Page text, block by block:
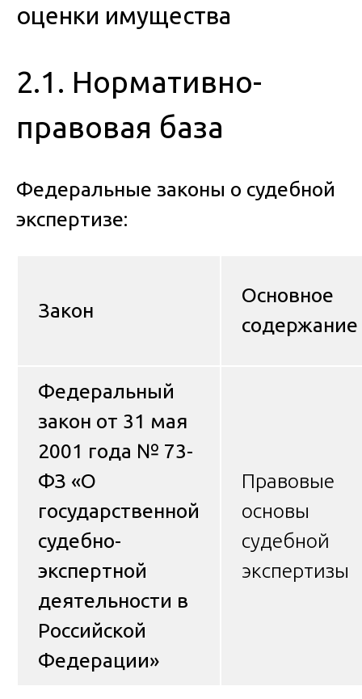
оценки имущества
2.1. Нормативно-
правовая база
Федеральные законы о судебной
экспертизе:
Закон
Основное
содержание
Федеральный
закон от 31 мая
2001 года № 73-
ФЗ «О
государственной
судебно-
экспертной
деятельности в
Российской
Федерации»
Правовые
основы
судебной
экспертизы